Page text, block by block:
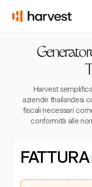
Harvest
aziende thailandesi
fiscali necessari
conformità alle
FATTURA